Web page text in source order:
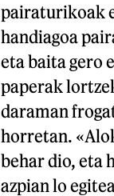
pairaturikoak
handiagoa
eta baita gero
paperak
daraman
horretan.
behar dio, eta
azpian lo